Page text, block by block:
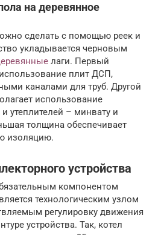
на деревянное
сделать с помощью реек и
укладывается черновым
лаги. Первый
плит ДСП,
каналами для труб. Другой
использование
утеплителей – минвату и
толщина обеспечивает
изоляцию.
устройства
компонентом
технологическим узлом
регулировку движения
устройства. Так, котел